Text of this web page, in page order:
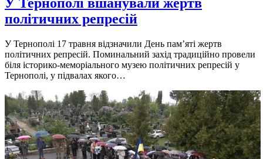
політичних репресій
У Тернополі 17 травня відзначили День пам’яті жертв
політичних репресій. Поминальний захід традиційно провели
біля історико-меморіального музею політичних репресій у
Тернополі, у підвалах якого…